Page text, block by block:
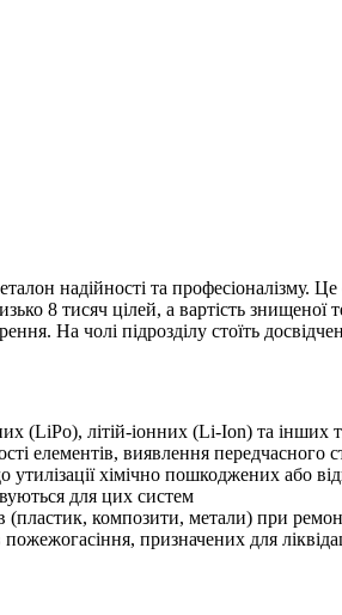
надійності та
8 тисяч цілей, а вартість
На чолі підрозділу стоїть
(LiPo), літій-іонних (Li-Ion) та
елементів, виявлення передчасного
утилізації хімічно пошкоджених або
для цих систем
(пластик, композити, метали) при
призначених для